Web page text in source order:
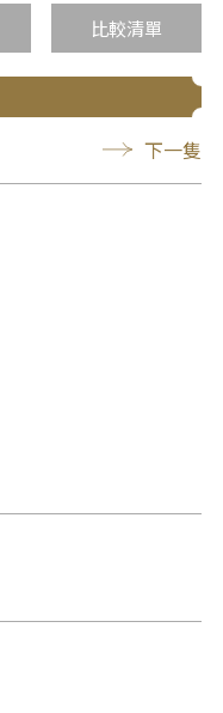
比較清單
下一隻